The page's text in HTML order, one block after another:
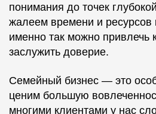
понимания до точек
жалеем времени и ресурсов
именно так можно привлечь
заслужить доверие.
Семейный бизнес — это
ценим большую
многими клиентами у нас